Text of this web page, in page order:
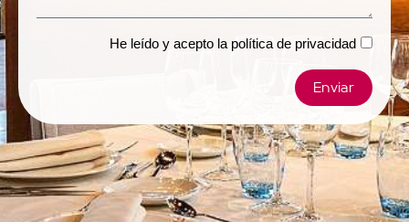
He leído y acepto lapolítica de privacidad
Enviar